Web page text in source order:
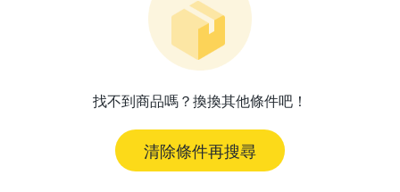
找不到商品嗎？換換其他條件吧！
清除條件再搜尋